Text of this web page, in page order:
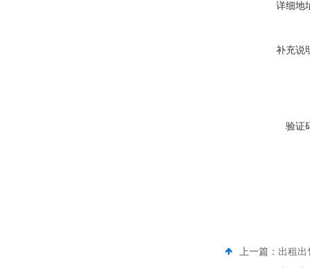
详细地
补充说
验证
上一篇： 出租出